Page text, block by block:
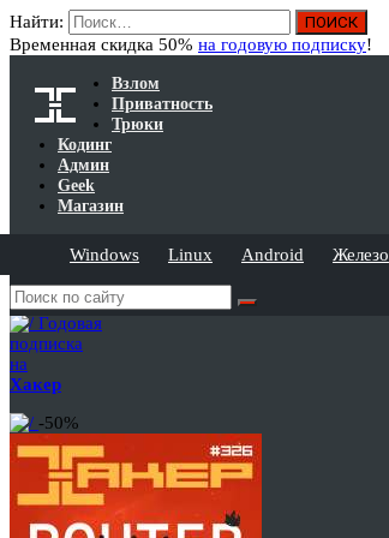
Найти:
Временная скидка 50% на годовую подписку!
Взлом
Приватность
Трюки
Кодинг
Админ
Geek
Магазин
Windows Linux Android Железо
Годовая
подписка
на
Хакер
-50%